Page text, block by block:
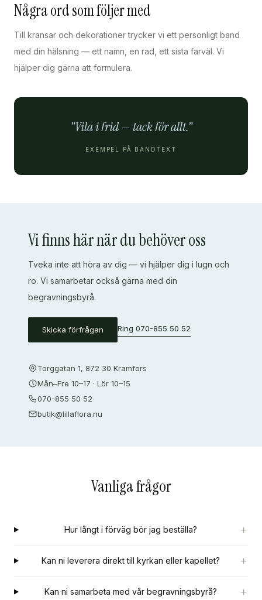
Några ord som följer med
Till kransar och dekorationer trycker vi ett personligt band
med din hälsning — ett namn, en rad, ett sista farväl. Vi
hjälper dig gärna att formulera.
”Vila i frid — tack för allt.”
EXEMPEL PÅ BANDTEXT
Vi finns här när du behöver oss
Tveka inte att höra av dig — vi hjälper dig i lugn och
ro. Vi samarbetar också gärna med din
begravningsbyrå.
Skicka förfrågan Ring 070-855 50 52
Torggatan 1, 872 30 Kramfors
Mån–Fre 10–17 · Lör 10–15
070-855 50 52
butik@lillaflora.nu
Vanliga frågor
Hur långt i förväg bör jag beställa?
Kan ni leverera direkt till kyrkan eller kapellet?
Kan ni samarbeta med vår begravningsbyrå?